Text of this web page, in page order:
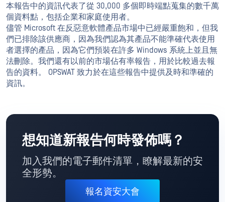
本報告中的資訊代表了從 30,000 多個即時端點蒐集的數千萬
個資料點，包括企業和家庭使用者。
儘管 Microsoft 在反惡意軟體產品市場中已經嚴重飽和，但我
們已排除該供應商，因為我們認為其產品不能準確代表使用
者選擇的產品，因為它們預裝在許多 Windows 系統上並且無
法刪除。我們還有以前的市場佔有率報告，用於比較過去報
告的資料。 OPSWAT 致力於在這些報告中提供及時和準確的
資訊。
想知道新報告何時發佈嗎？
加入我們的電子郵件清單，瞭解最新的安
全形勢。
報名資安大會